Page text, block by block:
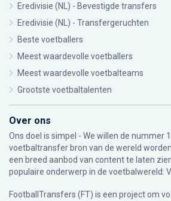
Eredivisie (NL) - Bevestigde transfers
Eredivisie (NL) - Transfergeruchten
Beste voetballers
Meest waardevolle voetballers
Meest waardevolle voetbalteams
Grootste voetbaltalenten
Over ons
Ons doel is simpel - We willen de nummer
voetbaltransfer bron van de wereld
een breed aanbod van content te laten
populaire onderwerp in de voetbalwereld:
FootballTransfers (FT) is een project om